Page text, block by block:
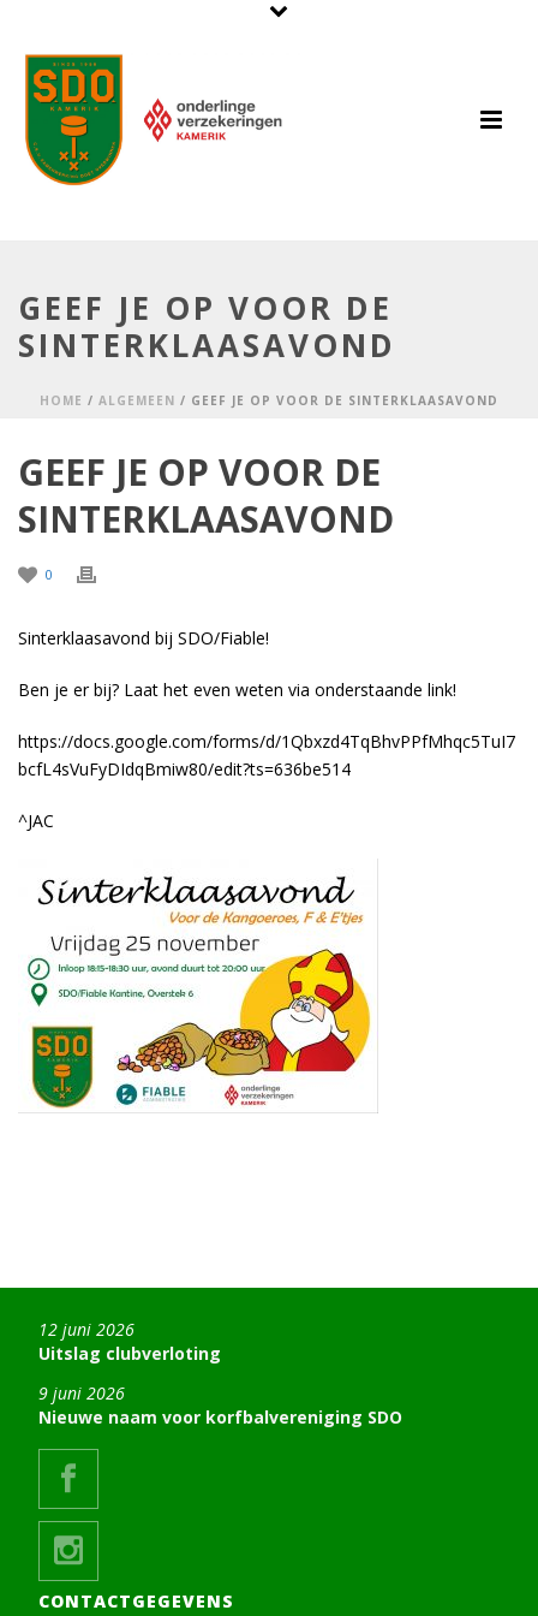
GEEF JE OP VOOR DE
SINTERKLAASAVOND
HOME / ALGEMEEN / GEEF JE OP VOOR DE SINTERKLAASAVOND
GEEF JE OP VOOR DE
SINTERKLAASAVOND
0
Sinterklaasavond bij SDO/Fiable!
Ben je er bij? Laat het even weten via onderstaande link!
https://docs.google.com/forms/d/1Qbxzd4TqBhvPPfMhqc5TuI7
bcfL4sVuFyDIdqBmiw80/edit?ts=636be514
^JAC
Uitslag clubverloting
12 juni 2026
Nieuwe naam voor korfbalvereniging SDO
9 juni 2026
CONTACTGEGEVENS